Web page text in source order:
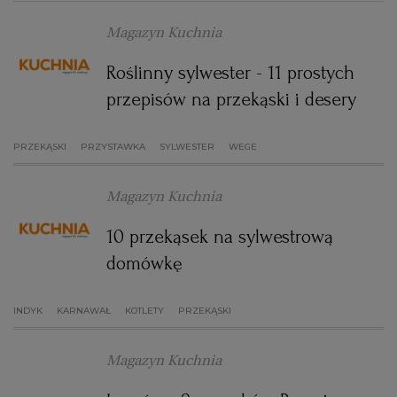
WROCŁAW
ZAKOPANE
Magazyn Kuchnia
Roślinny sylwester - 11 prostych
przepisów na przekąski i desery
PRZEKĄSKI PRZYSTAWKA SYLWESTER WEGE
Magazyn Kuchnia
10 przekąsek na sylwestrową
domówkę
INDYK KARNAWAŁ KOTLETY PRZEKĄSKI
Magazyn Kuchnia